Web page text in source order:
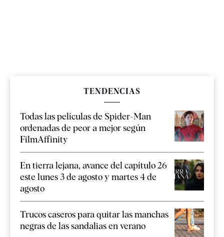
TENDENCIAS
Todas las películas de Spider-Man
ordenadas de peor a mejor según
FilmAffinity
En tierra lejana, avance del capítulo 26
este lunes 3 de agosto y martes 4 de
agosto
Trucos caseros para quitar las manchas
negras de las sandalias en verano